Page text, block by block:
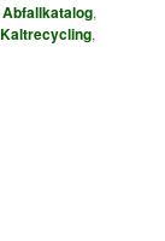
Abfallkatalog,
Kaltrecycling,